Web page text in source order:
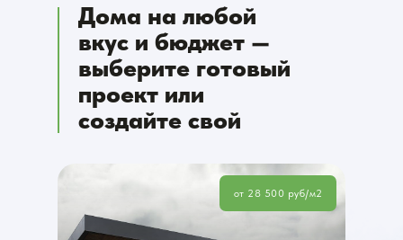
от 28 500 руб/м2
Дома на любой
вкус и бюджет —
выберите готовый
проект или
создайте свой